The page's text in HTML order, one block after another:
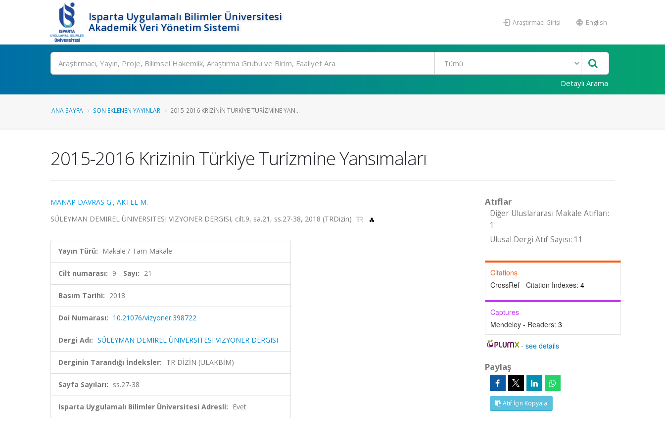
Isparta Uygulamalı Bilimler Üniversitesi
Akademik Veri Yönetim Sistemi
Araştırmacı Girişi English
Ara
Detaylı Arama
ANA SAYFA SON EKLENEN YAYINLAR 2015-2016 KRIZININ TÜRKIYE TURIZMINE YAN...
2015-2016 Krizinin Türkiye Turizmine Yansımaları
MANAP DAVRAS G., AKTEL M.
SÜLEYMAN DEMIREL ÜNIVERSITESI VIZYONER DERGISI, cilt.9, sa.21, ss.27-38, 2018 (TRDizin)
Yayın Türü: Makale / Tam Makale
Cilt numarası: 9 Sayı: 21
Basım Tarihi: 2018
Doi Numarası: 10.21076/vizyoner.398722
Dergi Adı: SÜLEYMAN DEMIREL ÜNIVERSITESI VIZYONER DERGISI
Derginin Tarandığı İndeksler: TR DİZİN (ULAKBİM)
Sayfa Sayıları: ss.27-38
Isparta Uygulamalı Bilimler Üniversitesi Adresli: Evet
Atıflar
Diğer Uluslararası Makale Atıfları:
1
Ulusal Dergi Atıf Sayısı: 11
Citations
CrossRef - Citation Indexes: 4
Captures
Mendeley - Readers: 3
-see details
Paylaş
Atıf İçin Kopyala